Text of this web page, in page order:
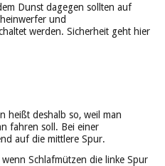
Dunst dagegen sollten auf
und
werden. Sicherheit geht hier
heißt deshalb so, weil man
fahren soll. Bei einer
auf die mittlere Spur.
Schlafmützen die linke Spur